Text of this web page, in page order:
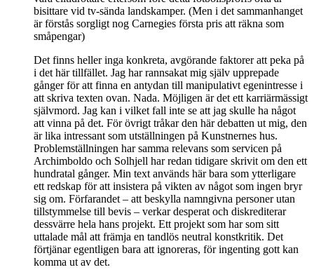
bisittare vid tv-sända landskamper. (Men i det sammanhanget
är förstås sorgligt nog Carnegies första pris att räkna som
småpengar)
Det finns heller inga konkreta, avgörande faktorer att peka på
i det här tillfället. Jag har rannsakat mig själv upprepade
gånger för att finna en antydan till manipulativt egenintresse i
att skriva texten ovan. Nada. Möjligen är det ett karriärmässigt
självmord. Jag kan i vilket fall inte se att jag skulle ha något
att vinna på det. För övrigt tråkar den här debatten ut mig, den
är lika intressant som utställningen på Kunstnernes hus.
Problemställningen har samma relevans som servicen på
Archimboldo och Solhjell har redan tidigare skrivit om den ett
hundratal gånger. Min text används här bara som ytterligare
ett redskap för att insistera på vikten av något som ingen bryr
sig om. Förfarandet – att beskylla namngivna personer utan
tillstymmelse till bevis – verkar desperat och diskrediterar
dessvärre hela hans projekt. Ett projekt som har som sitt
uttalade mål att främja en tandlös neutral konstkritik. Det
förtjänar egentligen bara att ignoreras, för ingenting gott kan
komma ut av det.